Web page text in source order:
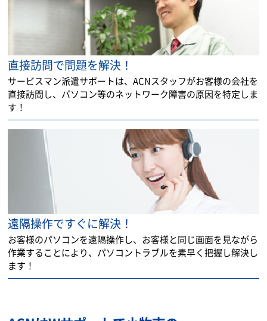
直接訪問で問題を解決！
サービスマン派遣サポートは、ACNスタッフがお客様の会社を
直接訪問し、パソコン等のネットワーク障害の原因を特定しま
す！
遠隔操作ですぐに解決！
お客様のパソコンを遠隔操作し、お客様と同じ画面を見ながら
作業することにより、パソコントラブルを素早く把握し解決し
ます！